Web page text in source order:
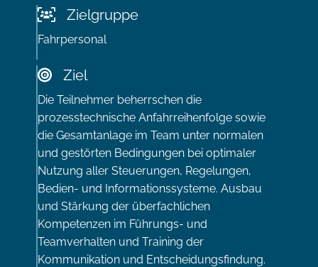
Zielgruppe
Fahrpersonal
Ziel
Die Teilnehmer beherrschen die
prozesstechnische Anfahrreihenfolge sowie
die Gesamtanlage im Team unter normalen
und gestörten Bedingungen bei optimaler
Nutzung aller Steuerungen, Regelungen,
Bedien- und Informationssysteme. Ausbau
und Stärkung der überfachlichen
Kompetenzen im Führungs- und
Teamverhalten und Training der
Kommunikation und Entscheidungsfindung.